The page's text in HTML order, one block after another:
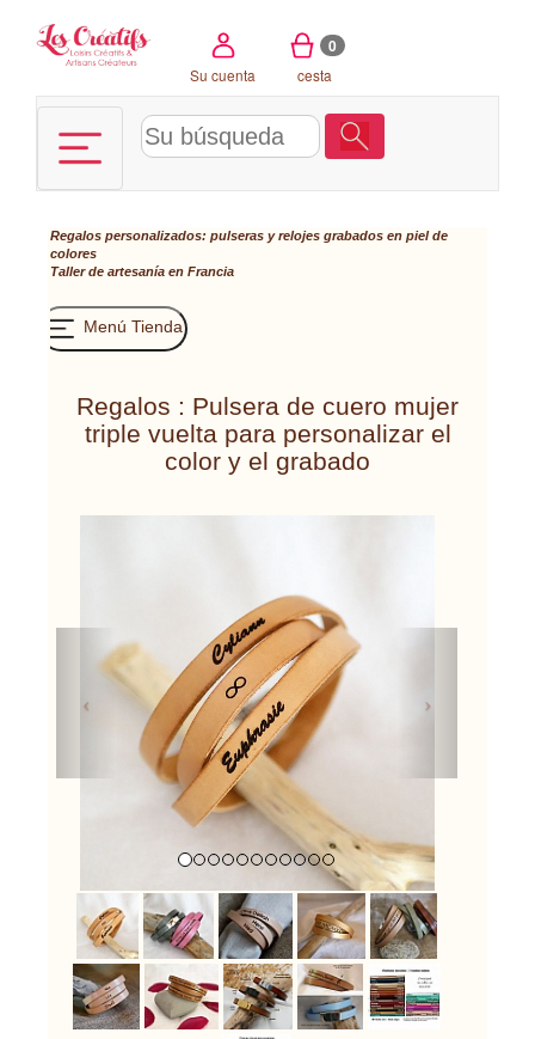
Su cuenta
0
cesta
Regalos personalizados: pulseras y relojes grabados en piel de
colores
Taller de artesanía en Francia
Menú Tienda
Regalos : Pulsera de cuero mujer
triple vuelta para personalizar el
color y el grabado
Previous